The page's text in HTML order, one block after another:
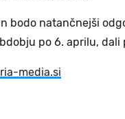
bodo natančnejši
po 6. aprilu,
media.si